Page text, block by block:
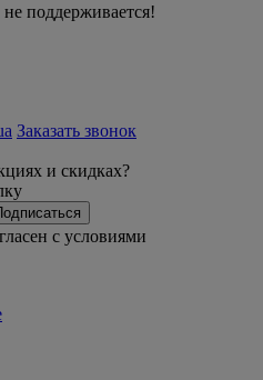
поддерживается!
Заказать звонок
и скидках?
с условиями